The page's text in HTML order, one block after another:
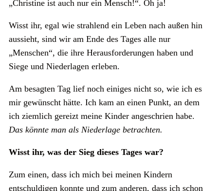
„Christine ist auch nur ein Mensch!“. Oh ja!
Wisst ihr, egal wie strahlend ein Leben nach außen hin
aussieht, sind wir am Ende des Tages alle nur
„Menschen“, die ihre Herausforderungen haben und
Siege und Niederlagen erleben.
Am besagten Tag lief noch einiges nicht so, wie ich es
mir gewünscht hätte. Ich kam an einen Punkt, an dem
ich ziemlich gereizt meine Kinder angeschrien habe.
Das könnte man als Niederlage betrachten.
Wisst ihr, was der Sieg dieses Tages war?
Zum einen, dass ich mich bei meinen Kindern
entschuldigen konnte und zum anderen, dass ich schon